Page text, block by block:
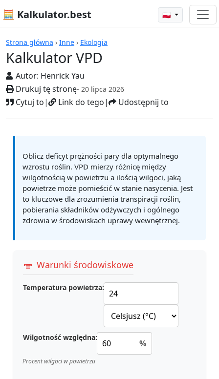
🧮 Kalkulator.best 🇵🇱
Strona główna › Inne › Ekologia
Kalkulator VPD
Autor: Henrick Yau
Drukuj tę stronę- 20 lipca 2026
Cytuj to| Link do tego| Udostępnij to
Kalkulatory
Oblicz deficyt prężności pary dla optymalnego
wzrostu roślin. VPD mierzy różnicę między
wilgotnością w powietrzu a ilością wilgoci, jaką
powietrze może pomieścić w stanie nasycenia. Jest
to kluczowe dla zrozumienia transpiracji roślin,
pobierania składników odżywczych i ogólnego
zdrowia w środowiskach uprawy wewnętrznej.
Warunki środowiskowe
Temperatura powietrza:
Wilgotność względna:
%
Procent wilgoci w powietrzu